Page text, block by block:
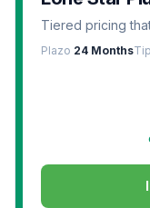
Tiered pricing
Plazo 24 Months